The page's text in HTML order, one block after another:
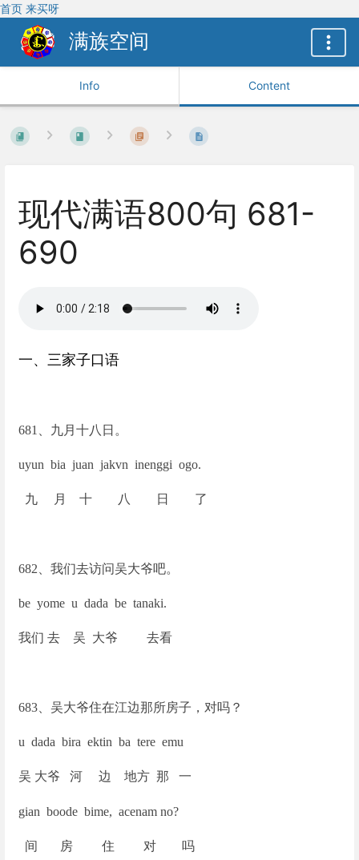
首页 来买呀
满族空间
Info Content
现代满语800句 681-
690
一、三家子口语
681 、九月十八日。
uyun bia juan jakvn inenggi ogo.
九 月 十 八 日 了
682 、我们去访问吴大爷吧。
be yome u dada be tanaki.
我们 去 吴 大爷 去看
683 、吴大爷住在江边那所房子，对吗？
u dada bira ektin ba tere emu
吴 大爷 河 边 地方 那 一
gian boode bime, acenam no?
间 房 住 对 吗